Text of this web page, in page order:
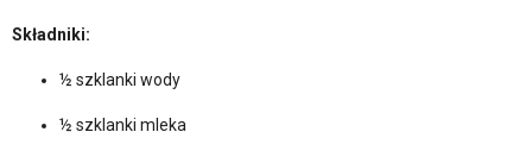
Składniki:
½ szklanki wody
½ szklanki mleka